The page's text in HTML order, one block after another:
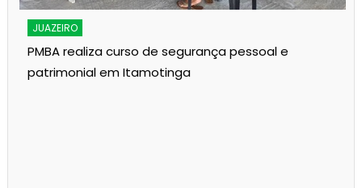
JUAZEIRO
PMBA realiza curso de segurança pessoal e
patrimonial em Itamotinga